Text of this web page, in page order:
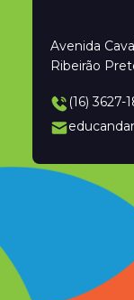
Avenida
Ribeirão
(16) 3627-